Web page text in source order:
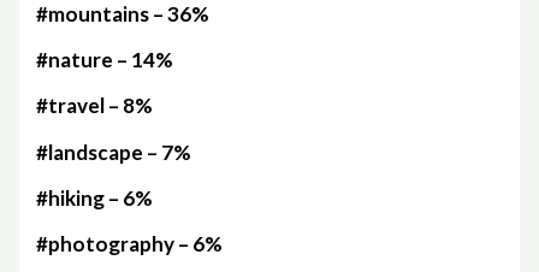
#mountains – 36%
#nature – 14%
#travel – 8%
#landscape – 7%
#hiking – 6%
#photography – 6%